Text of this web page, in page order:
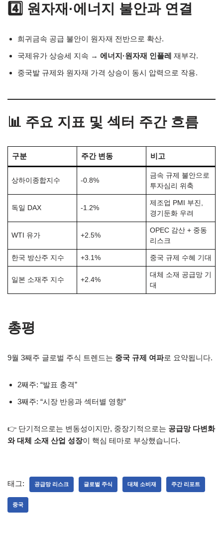
4️⃣ 원자재·에너지 불안과 연결
희귀금속 공급 불안이 원자재 전반으로 확산.
국제유가 상승세 지속 → 에너지·원자재 인플레 재부각.
중국발 규제와 원자재 가격 상승이 동시 압력으로 작용.
📊 주요 지표 및 섹터 주간 흐름
구분 주간 변동 비고
상하이종합지수 -0.8%
금속 규제 불안으로
투자심리 위축
독일 DAX -1.2%
제조업 PMI 부진,
경기둔화 우려
WTI 유가 +2.5%
OPEC 감산 + 중동
리스크
한국 방산주 지수 +3.1% 중국 규제 수혜 기대
일본 소재주 지수 +2.4%
대체 소재 공급망 기
대
총평
9월 3째주 글로벌 주식 트렌드는 중국 규제 여파로 요약됩니다.
2째주: “발표 충격”
3째주: “시장 반응과 섹터별 영향”
👉 단기적으로는 변동성이지만, 중장기적으로는 공급망 다변화
와 대체 소재 산업 성장이 핵심 테마로 부상했습니다.
태그: 공급망 리스크 글로벌 주식 대체 소비재 주간 리포트
중국